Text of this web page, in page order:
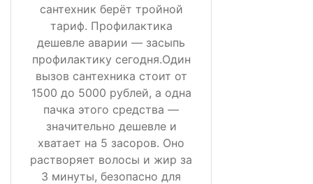
сантехник берёт тройной
тариф. Профилактика
дешевле аварии — засыпь
профилактику сегодня.Один
вызов сантехника стоит от
1500 до 5000 рублей, а одна
пачка этого средства —
значительно дешевле и
хватает на 5 засоров. Оно
растворяет волосы и жир за
3 минуты, безопасно для